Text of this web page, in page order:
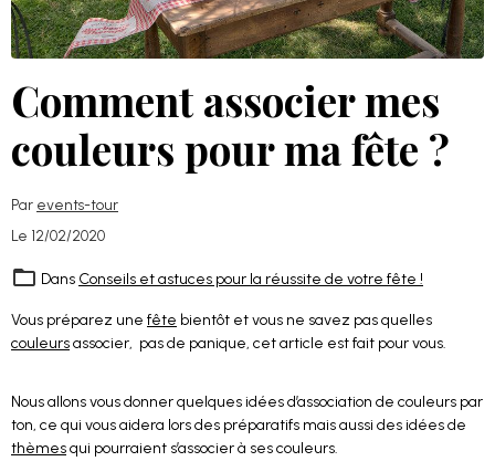
Comment associer mes
couleurs pour ma fête ?
Par events-tour
Le 12/02/2020
Dans Conseils et astuces pour la réussite de votre fête !
Vous préparez une fête bientôt et vous ne savez pas quelles
couleursassocier, pas de panique, cet article est fait pour vous.
Nous allons vous donner quelques idées d’association de couleurs par
ton, ce qui vous aidera lors des préparatifs mais aussi des idées de
thèmesqui pourraient s’associer à ses couleurs.